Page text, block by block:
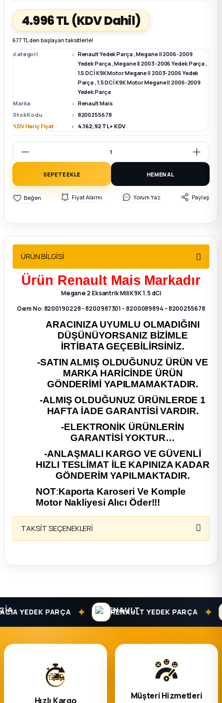
Parça
Parça
Parça
Megane E-TECH Yedek Parça
Parça
Parça4.996 TL (KDV Dahil)
677 TL den başlayan taksitlerle!
Kategori
Renault Yedek Parça,Megane II 2006-2009
Yedek Parça,Megane II 2003-2006 Yedek Parça,
1.5 DCİ K9K Motor Megane II 2003-2006 Yedek
Parça,1.5 DCİ K9K Motor Megane II 2006-2009
Yedek Parça
Marka
Renault Mais
Stok Kodu
8200255678
KDV Hariç Fiyat
4.162,92 TL + KDV
SEPETE EKLE HEMEN AL
Fiyat Alarmı Yorum Yaz Paylaş
ÜRÜN BİLGİSİ
Ürün Renault Mais Markadır
Megane 2 Eksantrik Mili K9K 1.5 dCi
Oem No: 8200190228 - 8200987301 - 8200089894 - 8200255678
ARACINIZA UYUMLU OLMADIĞINI
DÜŞÜNÜYORSANIZ BİZİMLE
İRTİBATA GEÇEBİLİRSİNİZ.
-SATIN ALMIŞ OLDUĞUNUZ ÜRÜN VE
MARKA HARİCİNDE ÜRÜN
GÖNDERİMİ YAPILMAMAKTADIR.
-ALMIŞ OLDUĞUNUZ ÜRÜNLERDE 1
HAFTA İADE GARANTİSİ VARDIR.
-ELEKTRONİK ÜRÜNLERİN
GARANTİSİ YOKTUR…
-ANLAŞMALI KARGO VE GÜVENLİ
HIZLI TESLİMAT İLE KAPINIZA KADAR
GÖNDERİM YAPILMAKTADIR.
NOT:Kaporta Karoseri Ve Komple
Motor Nakliyesi Alıcı Öder!!!
TAKSİT SEÇENEKLERİ
YEDEK PARÇA ✦ RENAULT YEDEK PARÇA ✦
Hızlı Kargo Müşteri Hizmetleri